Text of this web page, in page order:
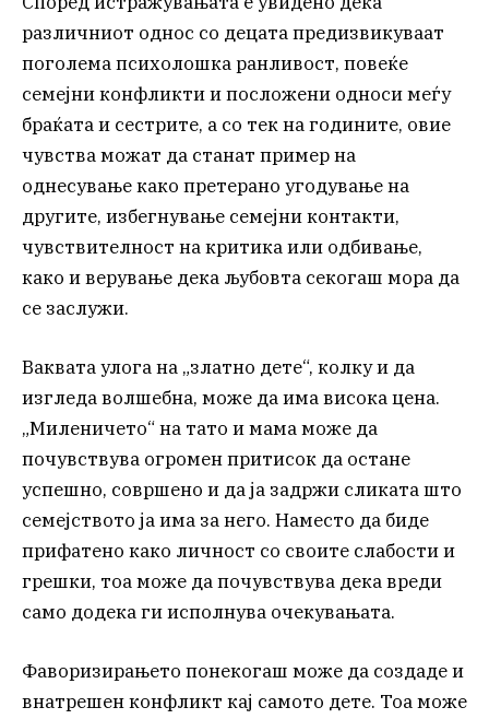
различниот однос со децата предизвикуваат
поголема психолошка ранливост, повеќе
семејни конфликти и посложени односи меѓу
браќата и сестрите, а со тек на годините, овие
чувства можат да станат пример на
однесување како претерано угодување на
другите, избегнување семејни контакти,
чувствителност на критика или одбивање,
како и верување дека љубовта секогаш мора да
се заслужи.
Ваквата улога на „златно дете“, колку и да
изгледа волшебна, може да има висока цена.
„Миленичето“ на тато и мама може да
почувствува огромен притисок да остане
успешно, совршено и да ја задржи сликата што
семејството ја има за него. Наместо да биде
прифатено како личност со своите слабости и
грешки, тоа може да почувствува дека вреди
само додека ги исполнува очекувањата.
Фаворизирањето понекогаш може да создаде и
внатрешен конфликт кај самото дете. Тоа може